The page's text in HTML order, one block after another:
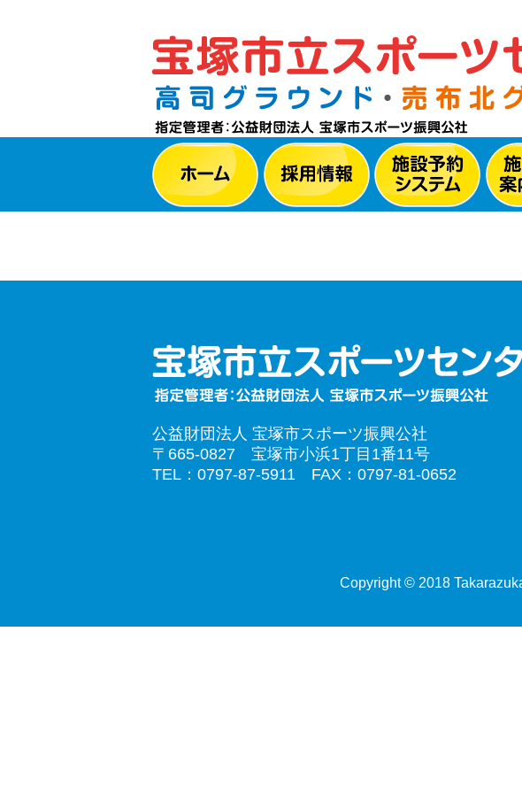
公益財団法人 宝塚市スポーツ振興公社
〒665-0827 宝塚市小浜1丁目1番11号
TEL：0797-87-5911 FAX：0797-81-0652
Copyright © 2018